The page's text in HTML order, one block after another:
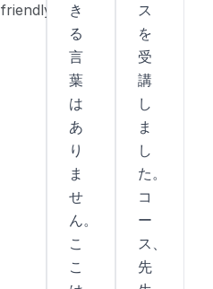
friendly.
き
る
言
葉
は
あ
り
ま
せ
ん。
こ
こ
ス
を
受
講
し
ま
し
た。
コ
ー
ス、
先